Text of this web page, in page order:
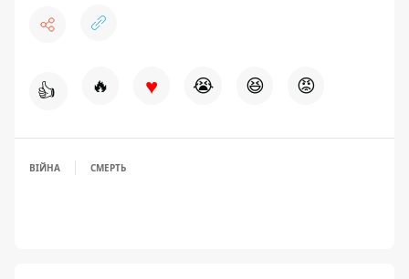
👍 🔥 ♥ 😭 😆 😡
ВІЙНА СМЕРТЬ